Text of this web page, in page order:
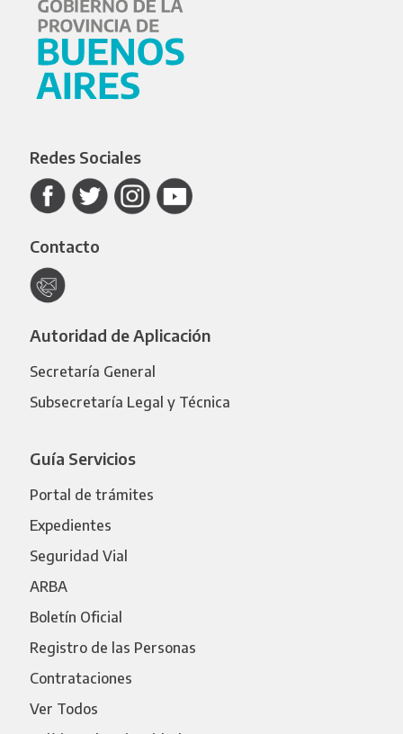
Redes Sociales
Contacto
Autoridad de Aplicación
Secretaría General
Subsecretaría Legal y Técnica
Guía Servicios
Portal de trámites
Expedientes
Seguridad Vial
ARBA
Boletín Oficial
Registro de las Personas
Contrataciones
Ver Todos